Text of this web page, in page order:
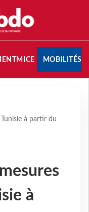
MICE MOBILITÉS
à partir du
à